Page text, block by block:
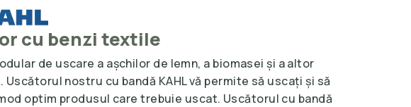
cu benzi textile
de uscare a așchilor de lemn, a biomasei și a altor
Uscătorul nostru cu bandă KAHL vă permite să uscați și să
optim produsul care trebuie uscat. Uscătorul cu bandă